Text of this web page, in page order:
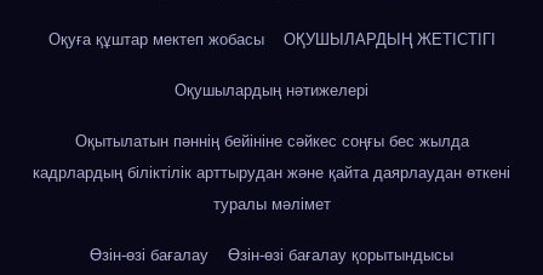
Оқуға құштар мектеп жобасы ОҚУШЫЛАРДЫҢ ЖЕТІСТІГІ
Оқушылардың нәтижелері
Оқытылатын пәннің бейініне сәйкес соңғы бес жылда
кадрлардың біліктілік арттырудан және қайта даярлаудан өткені
туралы мәлімет
Өзін-өзі бағалау Өзін-өзі бағалау қорытындысы